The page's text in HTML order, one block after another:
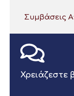
Συμβάσεις
Χρειάζεστε